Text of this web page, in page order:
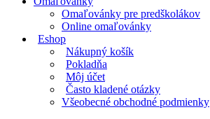
Omaľovánky pre predškolákov
Online omaľovánky
Eshop
Nákupný košík
Pokladňa
Môj účet
Často kladené otázky
Všeobecné obchodné podmienky